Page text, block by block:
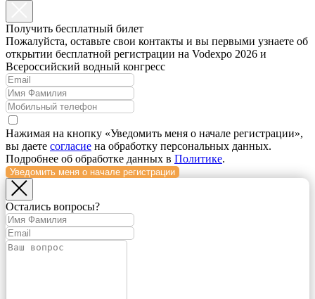
Получить бесплатный билет
Пожалуйста, оставьте свои контакты и вы первыми узнаете об
открытии бесплатной регистрации на Vodexpo 2026 и
Всероссийский водный конгресс
Нажимая на кнопку «Уведомить меня о начале регистрации»,
вы даете согласие на обработку персональных данных.
Подробнее об обработке данных в Политике.
Уведомить меня о начале регистрации
Остались вопросы?